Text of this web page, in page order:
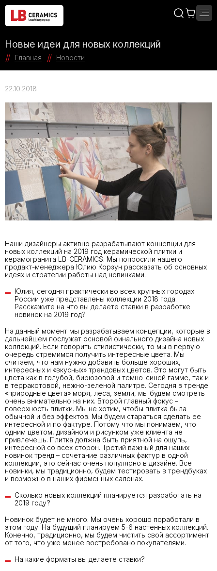
Новые идеи для новых коллекций
Главная Новости
22.10.2018
Наши дизайнеры активно разрабатывают концепции для
новых коллекций на 2019 год керамической плитки и
керамогранита LB-CERAMICS. Мы попросили нашего
продакт-менеджера Юлию Корзун рассказать об основных
идеях и стратегии работы над новинками.
Юлия, сегодня практически во всех крупных горо­дах
России уже представлены коллекции 2018 года.
Расскажите на что вы делаете ставки в разработке
новинок на 2019 год?
На данный момент мы разрабатываем концепции, которые в
дальнейшем послужат основой финального дизайна новых
коллекций. Если говорить стилисти­чески, то мы в первую
очередь стремимся получить интересные цвета. Мы
считаем, что нам нужно добавить больше хороших,
интересных и «вкусных» трендовых цветов. Это могут быть
цвета как в голубой, бирюзовой и темно-синей гамме, так и
в терракотовой, нежно-зеленой палитре. Сегодня в тренде
«природные цвета» моря, леса, земли, мы будем смотреть
очень внимательно на них. Второй главный фокус –
поверхность плитки. Мы не хотим, чтобы плитка была
обычной и без эффектов. Мы будем стараться сделать ее
интересной и по фактуре. Потому что мы понимаем, что
одним цветом, дизайном и рисунком уже клиента не
привлечешь. Плитка должна быть приятной на ощупь,
интересной со всех сторон. Третий важный для наших
новинок тренд – сочетание различных фактур в одной
коллекции, это сейчас очень популярно в дизайне. Все
новинки, мы традиционно, будем тестировать в трендбуках
и возможно в наших фирменных салонах.
Сколько новых коллекций планируется раз­работать на
2019 году?
Новинок будет не много. Мы очень хорошо поработали в
этом году. На будущий планируем 5-6 настенных коллекций.
Конечно, традиционно, мы будем чистить свой ассортимент
от того, что уже менее востребовано покупателями.
На какие форматы вы делаете ставки?